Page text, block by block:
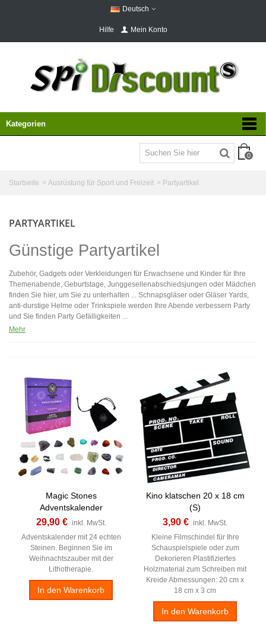
Deutsch
Hilfe Mein Konto
Kategorien
0
Startseite > Ausrüstung für Sport und Freizeit > Partyartikel
PARTYARTIKEL
Günstige Partyartikel
Zubehör, Gadgets oder Verkleidungen für Erwachsene und Kinder für Ihre
Themenabende, Geburtstage, Junggesellenabschiedsjungen oder Mädchen
finden Sie hier, um Sie zu unterhalten ... Schnapsgläser oder Gläser Yards,
anti-durstige Helme oder Trinkspiele werden Ihre Abende verbessern Party
und Sie finden Party Gefälligkeiten ...
Mehr
Magic Stones
Adventskalender
29,90 € inkl. MwSt.
Adventskalender mit 24 echten
Steinen. Beginnen Sie im
Weihnachtszauber mit der
Lithotherapie.
In den Warenkorb
Kino klatschen 20 x 18 cm
(S)
3,90 € inkl. MwSt.
Kleine Filmschindel für Ihre
Schauspielspiele oder zum
Dekorieren Plastifiziertes
Holzmaterial zum Schreiben mit
Kreide Abmessungen: 20 cm x
18 cm x 3 cm
In den Warenkorb